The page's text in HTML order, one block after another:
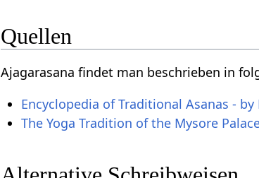
Quellen
Ajagarasana findet man beschrieben in
Encyclopedia of Traditional Asanas - by
The Yoga Tradition of the Mysore